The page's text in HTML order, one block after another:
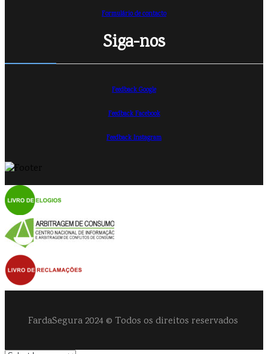
Formulário de contacto
Siga-nos
Feedback Google
Feedback Facebook
Feedback Instagram
FardaSegura 2024 © Todos os direitos reservados